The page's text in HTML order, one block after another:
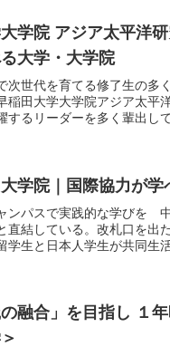
学院 アジア太平洋
大学・大学院
次世代を育てる修了生の多
田大学大学院アジア太平
するリーダーを多く輩出し
学院｜国際協力が
ンパスで実践的な学びを
直結している。改札口を
学生と日本人学生が共同生
の融合」を目指し １